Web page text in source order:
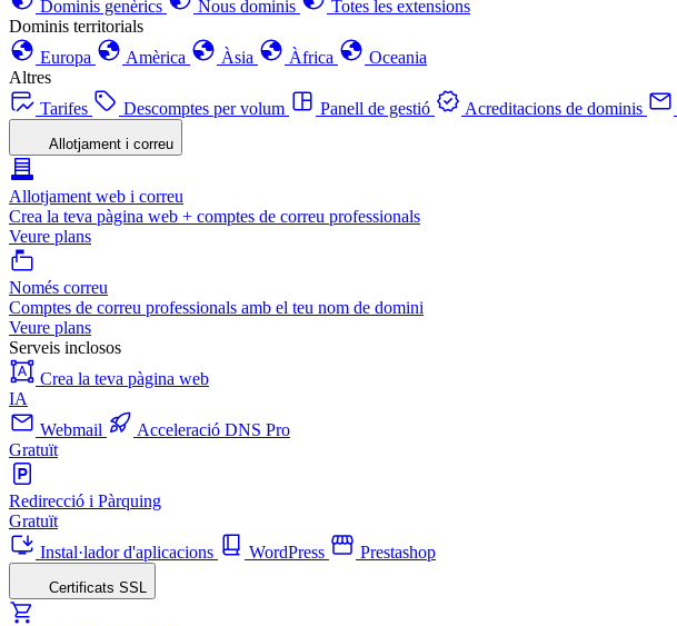
Dominis genèrics Nous dominis
Totes les extensions
Dominis territorials
Europa
Amèrica Àsia Àfrica
Oceania
Altres
Tarifes
Descomptes per volum Panell de gestió Acreditacions de dominis
Allotjament i correu
Allotjament web i correu
Crea la teva pàgina web + comptes de correu professionals
Veure plans
Només correu
Comptes de correu professionals amb el teu nom de domini
Veure plans
Serveis inclosos
Crea la teva pàgina web
IA
Webmail
Acceleració DNS Pro
Gratuït
Redirecció i Pàrquing
Gratuït
Instal·lador d'aplicacions
WordPress Prestashop
Certificats SSL